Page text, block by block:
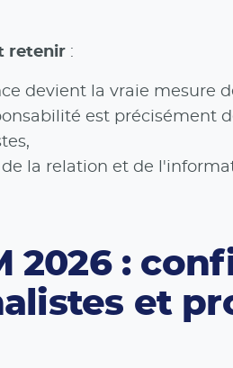
retenir :
devient la vraie mesure
est précisément
la relation et de
2026 :
et